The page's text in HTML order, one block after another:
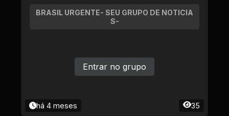
BRASIL URGENTE- SEU GRUPO DE NOTICIA
S-
há 4 meses 35
Entrar no grupo